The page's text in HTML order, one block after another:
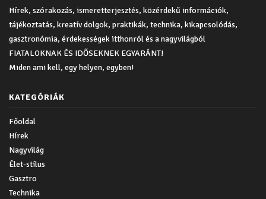
Hírek, szórakozás, ismeretterjesztés, közérdekű információk,
tájékoztatás, kreatív dolgok, praktikák, technika, kikapcsolódás,
gasztronómia, érdekességek itthonról és a nagyvilágból
FIATALOKNAK ÉS IDŐSEKNEK EGYARÁNT!
Miden ami kell, egy helyen, egyben!
KATEGÓRIÁK
Főoldal
Hírek
Nagyvilág
Élet-stílus
Gasztro
Technika